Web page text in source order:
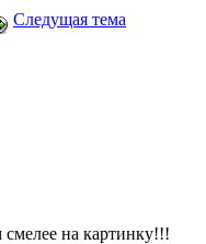
Следущая тема
на картинку!!!